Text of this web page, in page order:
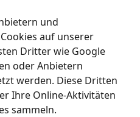
und
auf unserer
Dritter wie Google
oder Anbietern
werden. Diese Dritten
Ihre Online-Aktivitäten
sammeln.